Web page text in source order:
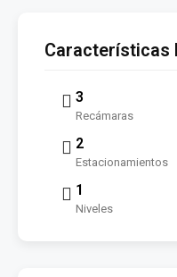
Características
3
Recámaras
2
Estacionamientos
1
Niveles